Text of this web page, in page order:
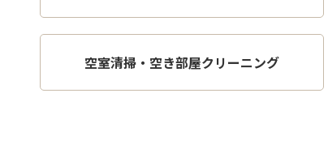
空室清掃・空き部屋クリーニング